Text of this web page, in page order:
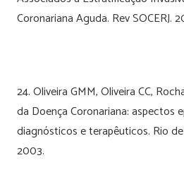
Coronariana Aguda. Rev SOCERJ.
24. Oliveira GMM, Oliveira CC,
da Doença Coronariana: aspectos
diagnósticos e terapêuticos. Rio
2003.